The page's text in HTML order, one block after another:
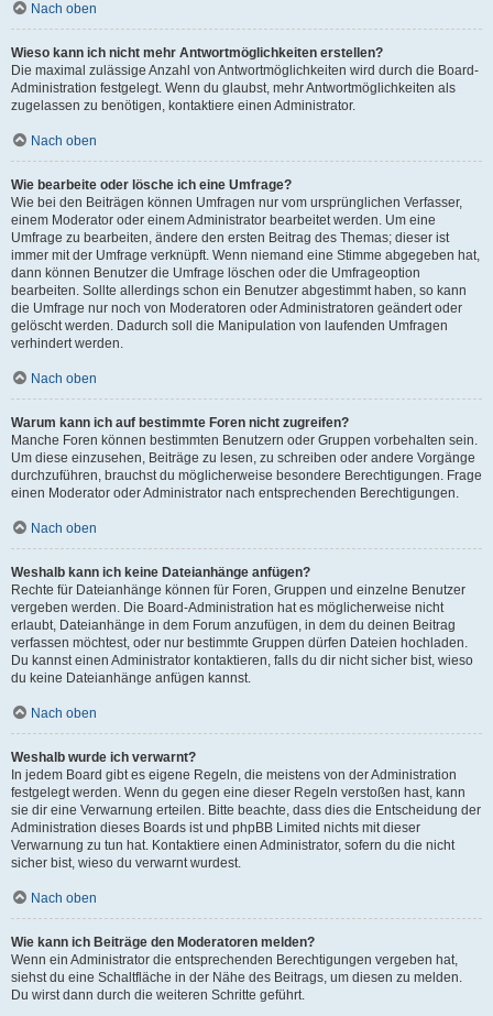
Nach oben
Wieso kann ich nicht mehr Antwortmöglichkeiten erstellen?
Die maximal zulässige Anzahl von Antwortmöglichkeiten wird durch die Board-
Administration festgelegt. Wenn du glaubst, mehr Antwortmöglichkeiten als
zugelassen zu benötigen, kontaktiere einen Administrator.
Nach oben
Wie bearbeite oder lösche ich eine Umfrage?
Wie bei den Beiträgen können Umfragen nur vom ursprünglichen Verfasser,
einem Moderator oder einem Administrator bearbeitet werden. Um eine
Umfrage zu bearbeiten, ändere den ersten Beitrag des Themas; dieser ist
immer mit der Umfrage verknüpft. Wenn niemand eine Stimme abgegeben hat,
dann können Benutzer die Umfrage löschen oder die Umfrageoption
bearbeiten. Sollte allerdings schon ein Benutzer abgestimmt haben, so kann
die Umfrage nur noch von Moderatoren oder Administratoren geändert oder
gelöscht werden. Dadurch soll die Manipulation von laufenden Umfragen
verhindert werden.
Nach oben
Warum kann ich auf bestimmte Foren nicht zugreifen?
Manche Foren können bestimmten Benutzern oder Gruppen vorbehalten sein.
Um diese einzusehen, Beiträge zu lesen, zu schreiben oder andere Vorgänge
durchzuführen, brauchst du möglicherweise besondere Berechtigungen. Frage
einen Moderator oder Administrator nach entsprechenden Berechtigungen.
Nach oben
Weshalb kann ich keine Dateianhänge anfügen?
Rechte für Dateianhänge können für Foren, Gruppen und einzelne Benutzer
vergeben werden. Die Board-Administration hat es möglicherweise nicht
erlaubt, Dateianhänge in dem Forum anzufügen, in dem du deinen Beitrag
verfassen möchtest, oder nur bestimmte Gruppen dürfen Dateien hochladen.
Du kannst einen Administrator kontaktieren, falls du dir nicht sicher bist, wieso
du keine Dateianhänge anfügen kannst.
Nach oben
Weshalb wurde ich verwarnt?
In jedem Board gibt es eigene Regeln, die meistens von der Administration
festgelegt werden. Wenn du gegen eine dieser Regeln verstoßen hast, kann
sie dir eine Verwarnung erteilen. Bitte beachte, dass dies die Entscheidung der
Administration dieses Boards ist und phpBB Limited nichts mit dieser
Verwarnung zu tun hat. Kontaktiere einen Administrator, sofern du die nicht
sicher bist, wieso du verwarnt wurdest.
Nach oben
Wie kann ich Beiträge den Moderatoren melden?
Wenn ein Administrator die entsprechenden Berechtigungen vergeben hat,
siehst du eine Schaltfläche in der Nähe des Beitrags, um diesen zu melden.
Du wirst dann durch die weiteren Schritte geführt.